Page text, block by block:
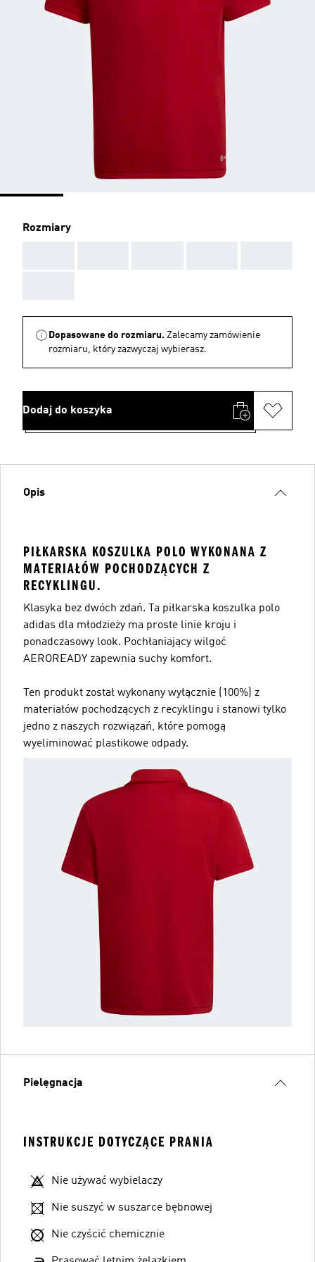
Rozmiary
Dopasowane do rozmiaru. Zalecamy zamówienie
rozmiaru, który zazwyczaj wybierasz.
Dodaj do koszyka
Opis
PIŁKARSKA KOSZULKA POLO WYKONANA Z
MATERIAŁÓW POCHODZĄCYCH Z
RECYKLINGU.
Klasyka bez dwóch zdań. Ta piłkarska koszulka polo
adidas dla młodzieży ma proste linie kroju i
ponadczasowy look. Pochłaniający wilgoć
AEROREADY zapewnia suchy komfort.
Ten produkt został wykonany wyłącznie (100%) z
materiałów pochodzących z recyklingu i stanowi tylko
jedno z naszych rozwiązań, które pomogą
wyeliminować plastikowe odpady.
Pielęgnacja
INSTRUKCJE DOTYCZĄCE PRANIA
Nie używać wybielaczy
Nie suszyć w suszarce bębnowej
Nie czyścić chemicznie